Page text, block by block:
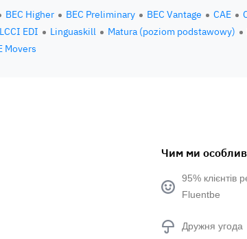
BEC Higher BEC Preliminary BEC Vantage CAE
LCCI EDI Linguaskill Matura (poziom podstawowy)
Movers
Чим ми
95% клієнтів
Fluentbe
Дружня угода